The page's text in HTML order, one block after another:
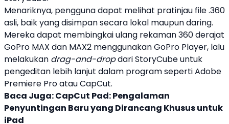
Menariknya, pengguna dapat melihat pratinjau file .360
asli, baik yang disimpan secara lokal maupun daring.
Mereka dapat membingkai ulang rekaman 360 derajat
GoPro MAX dan MAX2 menggunakan GoPro Player, lalu
melakukan drag-and-dropdari StoryCube untuk
pengeditan lebih lanjut dalam program seperti Adobe
Premiere Pro atau CapCut.
Baca Juga:CapCut Pad: Pengalaman
Penyuntingan Baru yang Dirancang Khusus untuk
iPad